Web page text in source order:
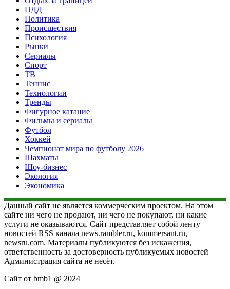
ПДД
Политика
Происшествия
Психология
Рынки
Сериалы
Спорт
ТВ
Теннис
Технологии
Тренды
Фигурное катание
Фильмы и сериалы
Футбол
Хоккей
Чемпионат мира по футболу 2026
Шахматы
Шоу-бизнес
Экология
Экономика
Данный сайт не является коммерческим проектом. На этом
сайте ни чего не продают, ни чего не покупают, ни какие
услуги не оказываются. Сайт представляет собой ленту
новостей RSS канала news.rambler.ru, kommersant.ru,
newsru.com. Материалы публикуются без искажения,
ответственность за достоверность публикуемых новостей
Администрация сайта не несёт.
Сайт от bmb1 @ 2024